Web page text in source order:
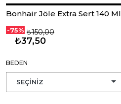
Bonhair Jöle Extra Sert 140 Ml
-75% ₺150,00
₺37,50
BEDEN